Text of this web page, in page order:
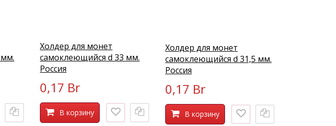
Холдер для монет
самоклеющийся d 33 мм.
Россия
0,17 Br
В корзину
Холдер для монет
самоклеющийся d 31,5 мм.
Россия
0,17 Br
В корзину